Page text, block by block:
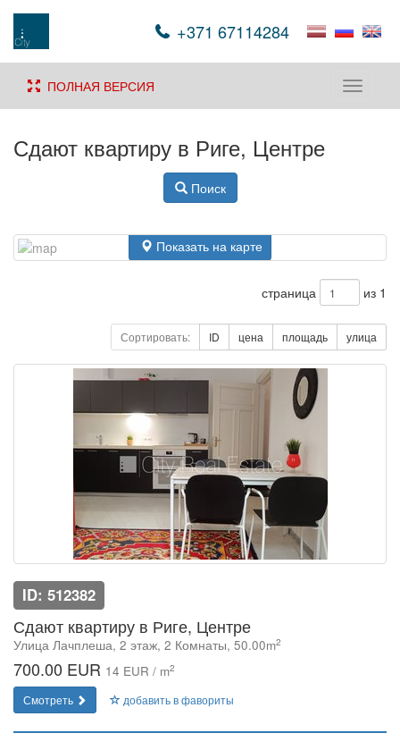
+371 67114284
Toggle
ПОЛНАЯ ВЕРСИЯ
Сдают квартиру в Риге, Центре
Поиск
Показать на карте
страница из 1
Сортировать: ID цена площадь улица
ID: 512382
Сдают квартиру в Риге, Центре
Улица Лачплеша, 2 этаж, 2 Комнаты, 50.00m2
700.00 EUR 14 EUR / m2
Смотреть добавить в фавориты